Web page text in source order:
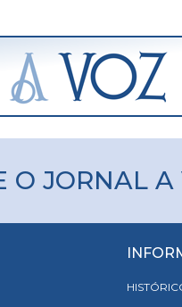
O JORNAL